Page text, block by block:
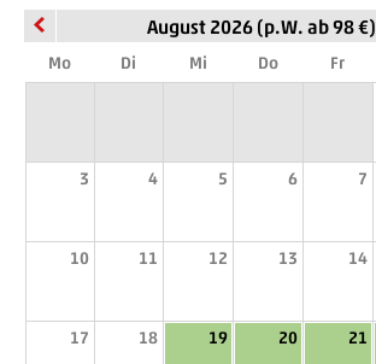
August 2026 (p.W. ab 98 €)
Mo Di Mi Do Fr
3 4 5 6 7
10 11 12 13 14
17 18 19 20 21